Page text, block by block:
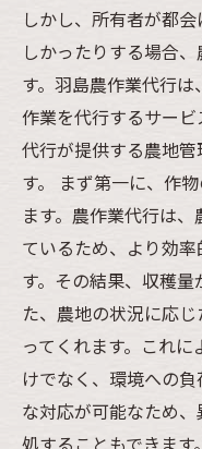
しかし、所有者が都
しかったりする場合
す。羽島農作業代行
作業を代行するサー
代行が提供する農地
す。 まず第一に、作
ます。農作業代行は
ているため、より効
す。その結果、収穫
た、農地の状況に応
ってくれます。これ
けでなく、環境への
な対応が可能なため
処することもできま